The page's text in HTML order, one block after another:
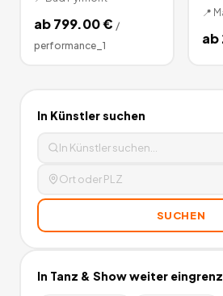
ab799.00€ /
performance_1
📍
ab
In Künstlersuchen
SUCHEN
In Tanz & Showweiter